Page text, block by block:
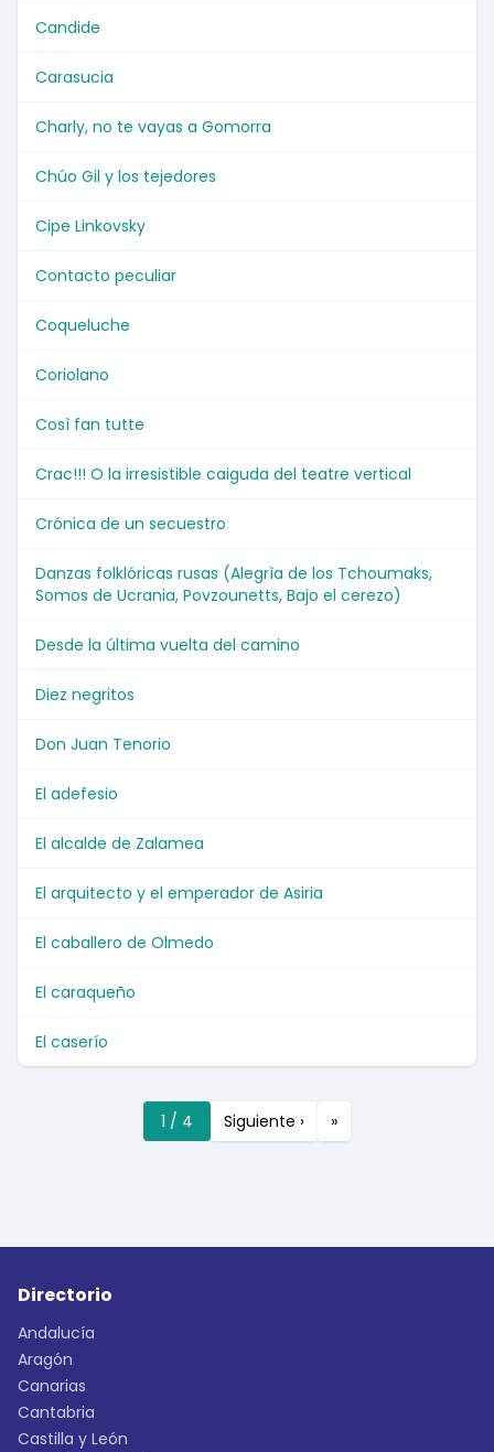
Candide
Carasucia
Charly, no te vayas a Gomorra
Chúo Gil y los tejedores
Cipe Linkovsky
Contacto peculiar
Coqueluche
Coriolano
Così fan tutte
Crac!!! O la irresistible caiguda del teatre vertical
Crónica de un secuestro
Danzas folklóricas rusas (Alegrìa de los Tchoumaks,
Somos de Ucrania, Povzounetts, Bajo el cerezo)
Desde la última vuelta del camino
Diez negritos
Don Juan Tenorio
El adefesio
El alcalde de Zalamea
El arquitecto y el emperador de Asiria
El caballero de Olmedo
El caraqueño
El caserío
1 / 4 Siguiente › »
Directorio
Andalucía
Aragón
Canarias
Cantabria
Castilla y León